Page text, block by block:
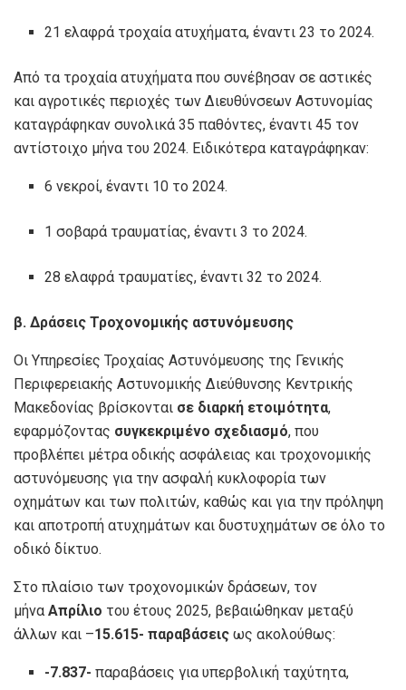
21 ελαφρά τροχαία ατυχήματα, έναντι 23 το 2024.
Από τα τροχαία ατυχήματα που συνέβησαν σε αστικές
και αγροτικές περιοχές των Διευθύνσεων Αστυνομίας
καταγράφηκαν συνολικά 35 παθόντες, έναντι 45 τον
αντίστοιχο μήνα του 2024. Ειδικότερα καταγράφηκαν:
6 νεκροί, έναντι 10 το 2024.
1 σοβαρά τραυματίας, έναντι 3 το 2024.
28 ελαφρά τραυματίες, έναντι 32 το 2024.
β. Δράσεις Τροχονομικής αστυνόμευσης
Οι Υπηρεσίες Τροχαίας Αστυνόμευσης της Γενικής
Περιφερειακής Αστυνομικής Διεύθυνσης Κεντρικής
Μακεδονίας βρίσκονται σε διαρκή ετοιμότητα,
εφαρμόζοντας συγκεκριμένο σχεδιασμό, που
προβλέπει μέτρα οδικής ασφάλειας και τροχονομικής
αστυνόμευσης για την ασφαλή κυκλοφορία των
οχημάτων και των πολιτών, καθώς και για την πρόληψη
και αποτροπή ατυχημάτων και δυστυχημάτων σε όλο το
οδικό δίκτυο.
Στο πλαίσιο των τροχονομικών δράσεων, τον
μήνα Απρίλιο του έτους 2025, βεβαιώθηκαν μεταξύ
άλλων και –15.615- παραβάσεις ως ακολούθως:
-7.837-παραβάσεις για υπερβολική ταχύτητα,